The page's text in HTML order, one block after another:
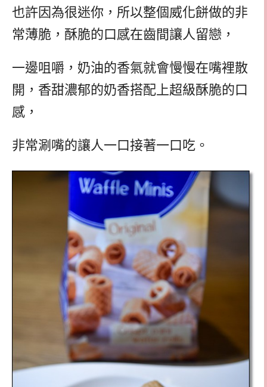
也許因為很迷你，所以整個威化餅做的非
常薄脆，酥脆的口感在齒間讓人留戀，
一邊咀嚼，奶油的香氣就會慢慢在嘴裡散
開，香甜濃郁的奶香搭配上超級酥脆的口
感，
非常涮嘴的讓人一口接著一口吃。